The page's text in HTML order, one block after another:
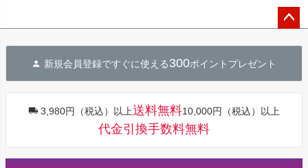
へ
新規会員登録ですぐに使える300ポイントプレゼント
3,980円（税込）以上送料無料10,000円（税込）以上
代金引換手数料無料